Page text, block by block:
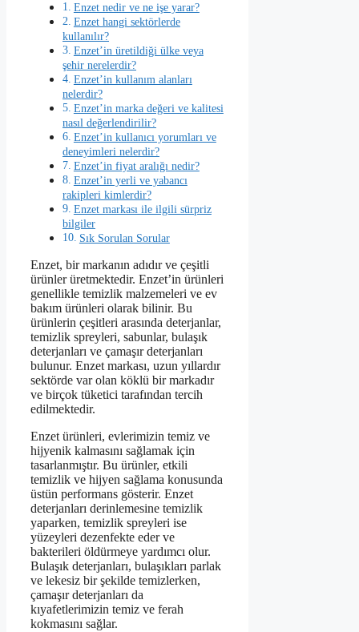
Enzet nedir ve ne işe yarar?
Enzet hangi sektörlerde
kullanılır?
Enzet’in üretildiği ülke veya
şehir nerelerdir?
Enzet’in kullanım alanları
nelerdir?
Enzet’in marka değeri ve kalitesi
nasıl değerlendirilir?
Enzet’in kullanıcı yorumları ve
deneyimleri nelerdir?
Enzet’in fiyat aralığı nedir?
Enzet’in yerli ve yabancı
rakipleri kimlerdir?
Enzet markası ile ilgili sürpriz
bilgiler
Sık Sorulan Sorular
Enzet, bir markanın adıdır ve çeşitli
ürünler üretmektedir. Enzet’in ürünleri
genellikle temizlik malzemeleri ve ev
bakım ürünleri olarak bilinir. Bu
ürünlerin çeşitleri arasında deterjanlar,
temizlik spreyleri, sabunlar, bulaşık
deterjanları ve çamaşır deterjanları
bulunur. Enzet markası, uzun yıllardır
sektörde var olan köklü bir markadır
ve birçok tüketici tarafından tercih
edilmektedir.
Enzet ürünleri, evlerimizin temiz ve
hijyenik kalmasını sağlamak için
tasarlanmıştır. Bu ürünler, etkili
temizlik ve hijyen sağlama konusunda
üstün performans gösterir. Enzet
deterjanları derinlemesine temizlik
yaparken, temizlik spreyleri ise
yüzeyleri dezenfekte eder ve
bakterileri öldürmeye yardımcı olur.
Bulaşık deterjanları, bulaşıkları parlak
ve lekesiz bir şekilde temizlerken,
çamaşır deterjanları da
kıyafetlerimizin temiz ve ferah
kokmasını sağlar.